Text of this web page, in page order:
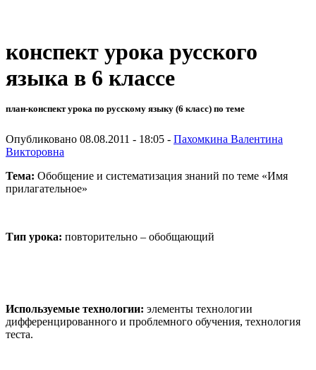
конспект урока русского
языка в 6 классе
план-конспект урока по русскому языку (6 класс) по теме
Опубликовано 08.08.2011 - 18:05 - Пахомкина Валентина
Викторовна
Тема: Обобщение и систематизация знаний по теме «Имя
прилагательное»
Тип урока: повторительно – обобщающий
Используемые технологии: элементы технологии
дифференцированного и проблемного обучения, технология
теста.